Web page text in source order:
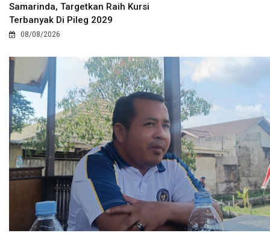
Samarinda, Targetkan Raih Kursi
Terbanyak Di Pileg 2029
08/08/2026